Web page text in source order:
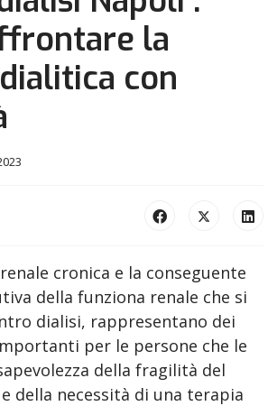
la
con
cronica e la conseguente
della funziona renale che si
dialisi, rappresentano dei
per le persone che le
della fragilità del
della necessità di una terapia